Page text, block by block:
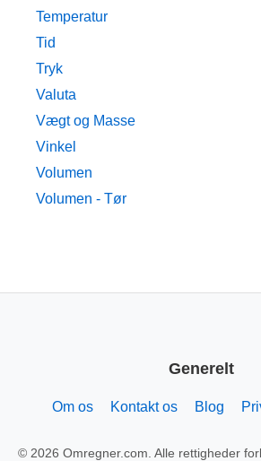
Temperatur
Tid
Tryk
Valuta
Vægt og Masse
Vinkel
Volumen
Volumen - Tør
Generelt
Om os Kontakt os Blog
© 2026 Omregner.com. Alle rettigheder